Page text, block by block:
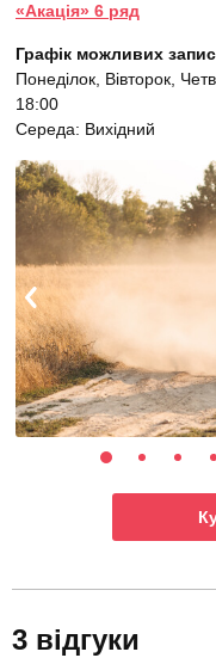
«Акація» 6 ряд
Графік можливих
Понеділок, Вівторок,
18:00
Середа: Вихідний
3 відгуки